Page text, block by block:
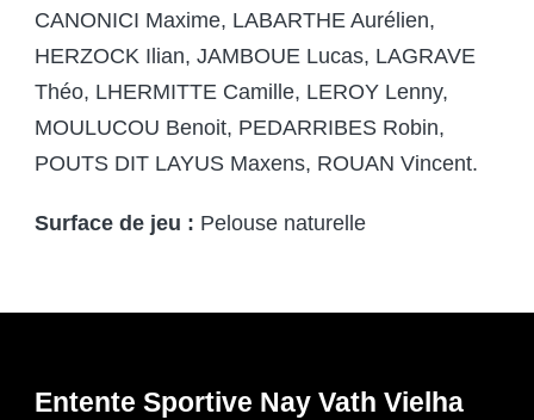
CANONICI Maxime, LABARTHE Aurélien,
HERZOCK Ilian, JAMBOUE Lucas, LAGRAVE
Théo, LHERMITTE Camille, LEROY Lenny,
MOULUCOU Benoit, PEDARRIBES Robin,
POUTS DIT LAYUS Maxens, ROUAN Vincent.
Surface de jeu : Pelouse naturelle
Entente Sportive Nay Vath Vielha